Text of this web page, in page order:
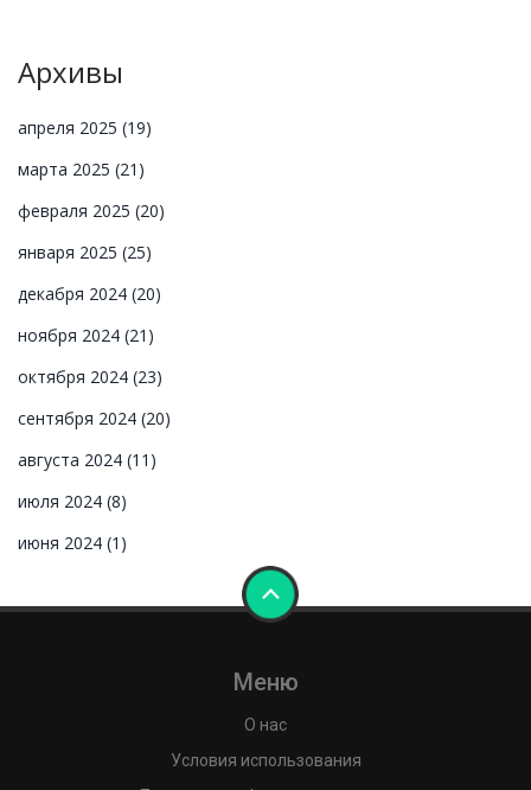
Архивы
апреля 2025 (19)
марта 2025 (21)
февраля 2025 (20)
января 2025 (25)
декабря 2024 (20)
ноября 2024 (21)
октября 2024 (23)
сентября 2024 (20)
августа 2024 (11)
июля 2024 (8)
июня 2024 (1)
Меню
О нас
Условия использования